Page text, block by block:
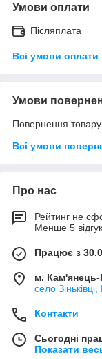
Умови оплати
Післяплата
Всі умови оплати
Умови
Повернення
Всі умови
Про нас
Рейтинг не
Менше 5
Працює з
м. Кам'янець-
село
Контакти
Сьогодні
Показати